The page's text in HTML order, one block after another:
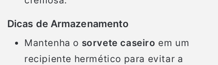
Dicas de Armazenamento
Mantenha o sorvete caseiro em um
recipiente hermético para evitar a